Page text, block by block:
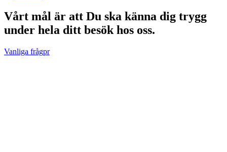
Vårt mål är att Du ska känna dig trygg
under hela ditt besök hos oss.
Vanliga frågpr